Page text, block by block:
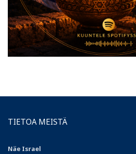
TIETOA MEISTÄ
Näe Israel